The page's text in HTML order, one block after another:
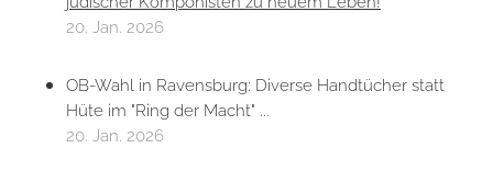
20. Jan. 2026
OB-Wahl in Ravensburg: Diverse Handtücher statt
Hüte im "Ring der Macht" ...
20. Jan. 2026